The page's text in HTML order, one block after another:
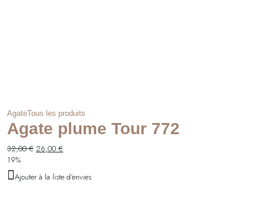
AgateTous les produits
Agate plume Tour 772
32,00€ Le
était :
26,00 €
est :
19%
Ajouter à la liste d'envies